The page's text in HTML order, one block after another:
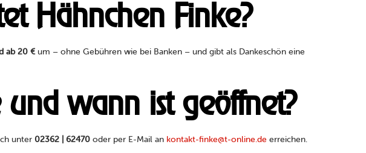
Hähnchen Finke?
ab 20 €um – ohne Gebühren wie bei Banken – und gibt als Dankeschön eine
wann ist geöffnet?
unter02362 | 62470 oder per E-Mail an kontakt-finke@t-online.de erreichen.